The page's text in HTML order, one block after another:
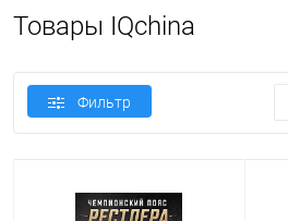
Товары IQchina
Фильтр